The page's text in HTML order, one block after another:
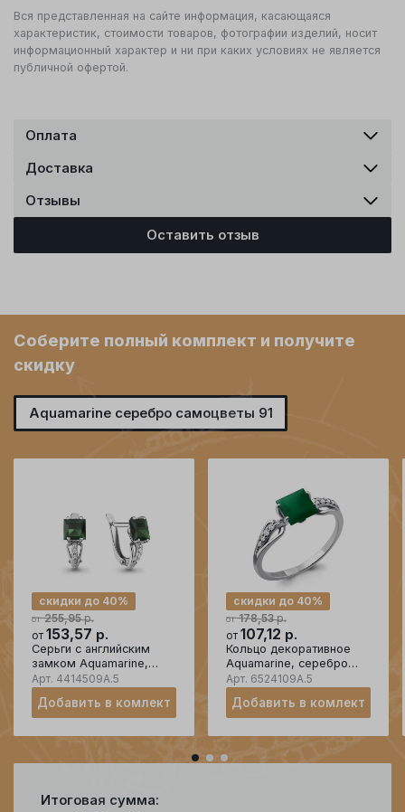
Вся представленная на сайте информация, касающаяся
характеристик, стоимости товаров, фотографии изделий, носит
информационный характер и ни при каких условиях не является
публичной офертой.
Оплата
Доставка
Отзывы
Оставить отзыв
Соберите полный комплект и получите
скидку
Aquamarine серебро самоцветы 91
от 255,95р.
скидки до 40%
от 153,57 р.
Серьги с английским
замком Aquamarine,
серебро 925 проба,
вставка фианит
Арт. 4414509А.5
Добавить в комлект
от 178,53р.
скидки до 40%
от 107,12 р.
Кольцо декоративное
Aquamarine, серебро
925 проба, вставка
фианит
Арт. 6524109А.5
Добавить в комлект
Итоговая сумма: